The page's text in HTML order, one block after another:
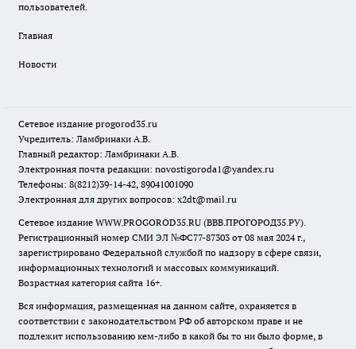
пользователей.
Главная
Новости
Сетевое издание progorod35.ru
Учредитель: Ламбринаки А.В.
Главный редактор: Ламбринаки А.В.
Электронная почта редакции: novostigoroda1@yandex.ru
Телефоны: 8(8212)39-14-42, 89041001090
Электронная для других вопросов: x2dt@mail.ru
Сетевое издание WWW.PROGOROD35.RU (ВВВ.ПРОГОРОД35.РУ).
Регистрационный номер СМИ ЭЛ №ФС77-87303 от 08 мая 2024 г.,
зарегистрировано Федеральной службой по надзору в сфере связи,
информационных технологий и массовых коммуникаций.
Возрастная категория сайта 16+.
Вся информация, размещенная на данном сайте, охраняется в
соответствии с законодательством РФ об авторском праве и не
подлежит использованию кем-либо в какой бы то ни было форме, в